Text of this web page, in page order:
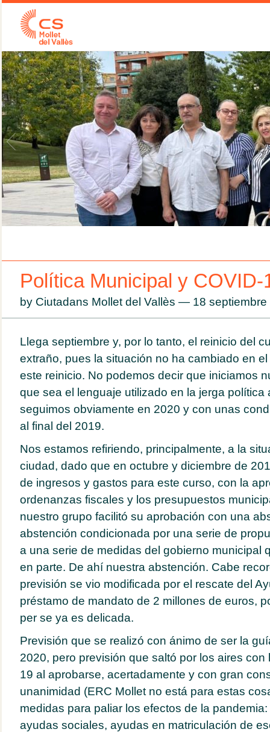
Equipo CS
Política Municipal y COVID-
by Ciutadans Mollet del Vallès — 18
Llega septiembre y, por lo tanto, el reinicio del
extraño, pues la situación no ha cambiado en
este reinicio. No podemos decir que iniciamos
que sea el lenguaje utilizado en la jerga política
seguimos obviamente en 2020 y con unas
al final del 2019.
Nos estamos refiriendo, principalmente, a la
ciudad, dado que en octubre y diciembre de
de ingresos y gastos para este curso, con la
ordenanzas fiscales y los presupuestos
nuestro grupo facilitó su aprobación con una
abstención condicionada por una serie de
a una serie de medidas del gobierno municipal
en parte. De ahí nuestra abstención. Cabe
previsión se vio modificada por el rescate del
préstamo de mandato de 2 millones de euros,
per se ya es delicada.
Previsión que se realizó con ánimo de ser la
2020, pero previsión que saltó por los aires con
19 al aprobarse, acertadamente y con gran
unanimidad (ERC Mollet no está para estas
medidas para paliar los efectos de la
ayudas sociales, ayudas en matriculación de